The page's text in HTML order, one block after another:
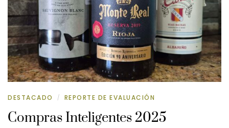
DESTACADO / REPORTE DE EVALUACIÓN
Compras Inteligentes 2025